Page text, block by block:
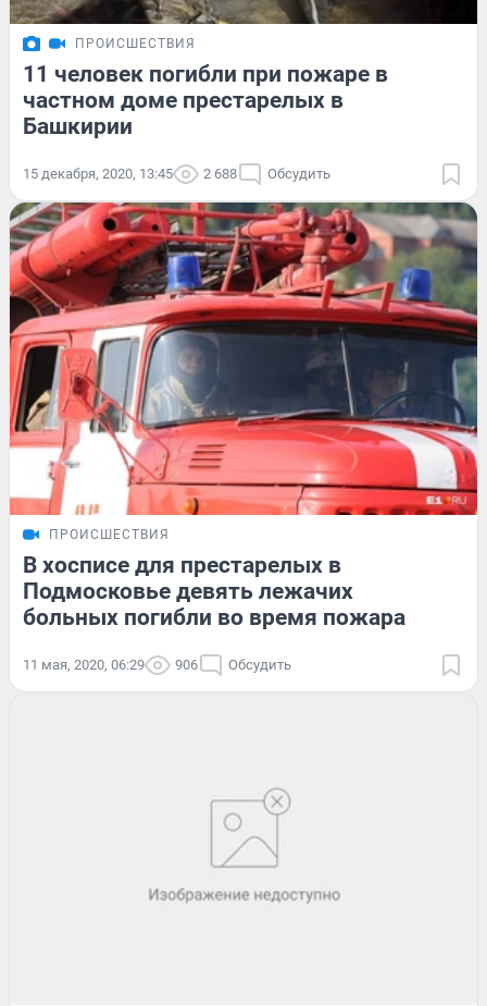
ПРОИСШЕСТВИЯ
11 человек погибли при пожаре в
частном доме престарелых в
Башкирии
15 декабря, 2020, 13:45 2 688 Обсудить
ПРОИСШЕСТВИЯ
В хосписе для престарелых в
Подмосковье девять лежачих
больных погибли во время пожара
11 мая, 2020, 06:29 906 Обсудить